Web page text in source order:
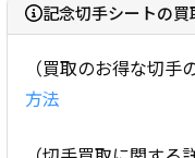
記念切手シートの
（買取のお得な切
方法